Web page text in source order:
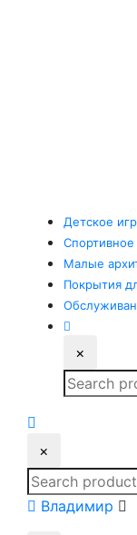
Детское
Спортивное
Малые
Покрытия
×
Search
for:
×
Search
for:Владимир